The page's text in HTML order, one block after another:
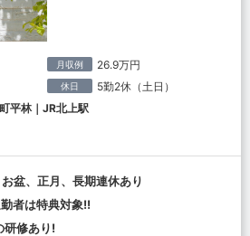
月収例 26.9万円
休日 5勤2休（土日）
平林｜JR北上駅
盆、正月、長期連休あり
者は特典対象!!
研修あり!